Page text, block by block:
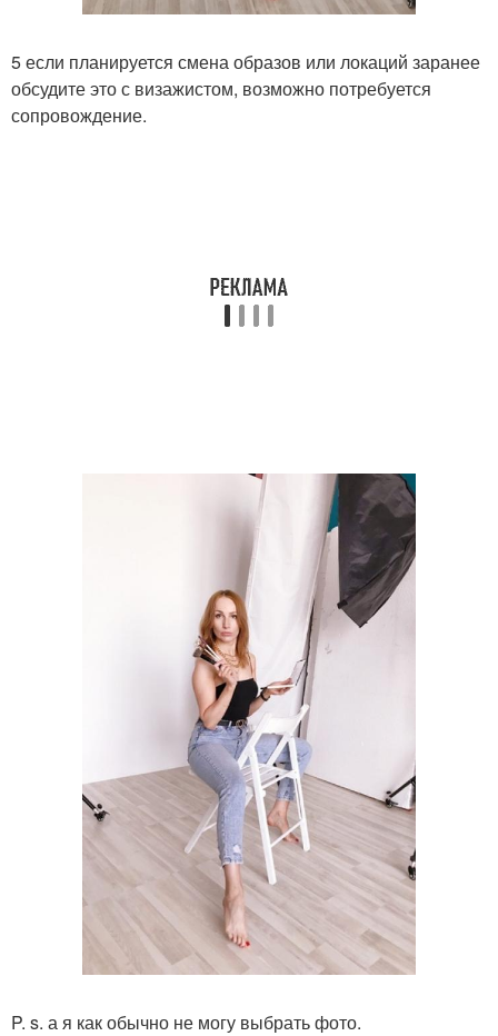
5 если планируется смена образов или локаций заранее
обсудите это с визажистом, возможно потребуется
сопровождение.
P. s. а я как обычно не могу выбрать фото.